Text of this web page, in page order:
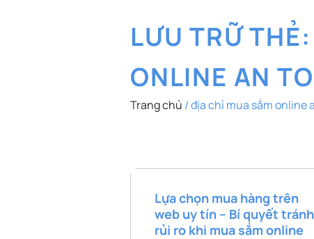
LƯU TRỮ
ONLINE AN
Trang chủ /địa chỉ mua sắm online
Lựa chọn mua hàng trên
web uy tín – Bí quyết tránh
rủi ro khi mua sắm online